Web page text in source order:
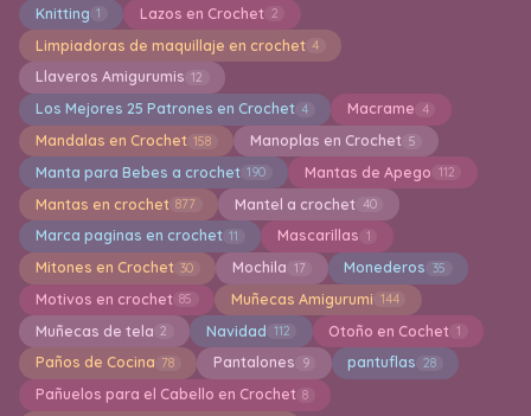
Knitting 1 Lazos en Crochet 2
Limpiadoras de maquillaje en crochet 4
Llaveros Amigurumis 12
Los Mejores 25 Patrones en Crochet 4 Macrame 4
Mandalas en Crochet 158 Manoplas en Crochet 5
Manta para Bebes a crochet 190 Mantas de Apego 112
Mantas en crochet 877 Mantel a crochet 40
Marca paginas en crochet 11 Mascarillas 1
Mitones en Crochet 30 Mochila 17 Monederos 35
Motivos en crochet 85 Muñecas Amigurumi 144
Muñecas de tela 2 Navidad 112 Otoño en Cochet 1
Paños de Cocina 78 Pantalones 9 pantuflas 28
Pañuelos para el Cabello en Crochet 8